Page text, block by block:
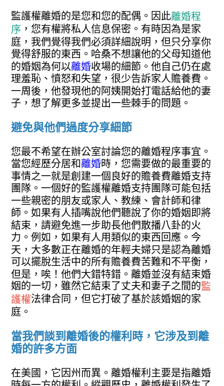
監護權離婚的是您和您的配偶。因此離婚程
序 ，您有權將私人信息保密。有時因為是家
庭，我們覺得我們必須詳細說明，但只分享你
覺得舒服的東西。哈桑不想讓他的父母知道他
的婚姻為何以離婚收場的細節。他自己仍在處
理羞恥、憤怒和失望，很少告訴家人贍養費。
一周後，他發現他的阿姨開始打電話給他的妻
子，想了解更多並提出一些棘手的問題。
避免與他們過度分享細節
您最不希望在辦公室討論您的離婚程序事宜。
當您經歷分居和離婚時，您需要做的最重要的
事情之一就是創建一個良好的贍養費離婚支持
團隊。一個好的監護權離婚支持團隊可能包括
一些親密的朋友或家人、教練、會計師和律
師。如果有人插嘴說他們聽說了你的婚姻即將
結束，請避免進一步助長他們散播八卦的火
力。例如，如果有人用類似的東西回應。今
天，大多數正在離婚的年輕夫婦只是認為離婚
可以擺脫生活中的所有贍養費苦難和不平衡，
但是，唉！他們大錯特錯。離婚並沒有結束婚
姻的一切，雖然它結束了丈夫和妻子之間的監
護權法律合同，但它打破了基於該婚姻的家
庭。
當我們談到離婚後的權利時，它涉及到離
婚的許多方面
在美國，它因州而異。離婚權利主要是指離婚